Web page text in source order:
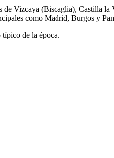
de Vizcaya (Biscaglia), Castilla
como Madrid, Burgos y
típico de la época.